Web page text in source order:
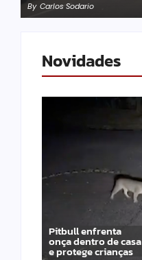
By Carlos Sodario
Novidades
Pitbull enfrenta
onça dentro de casa
e protege crianças